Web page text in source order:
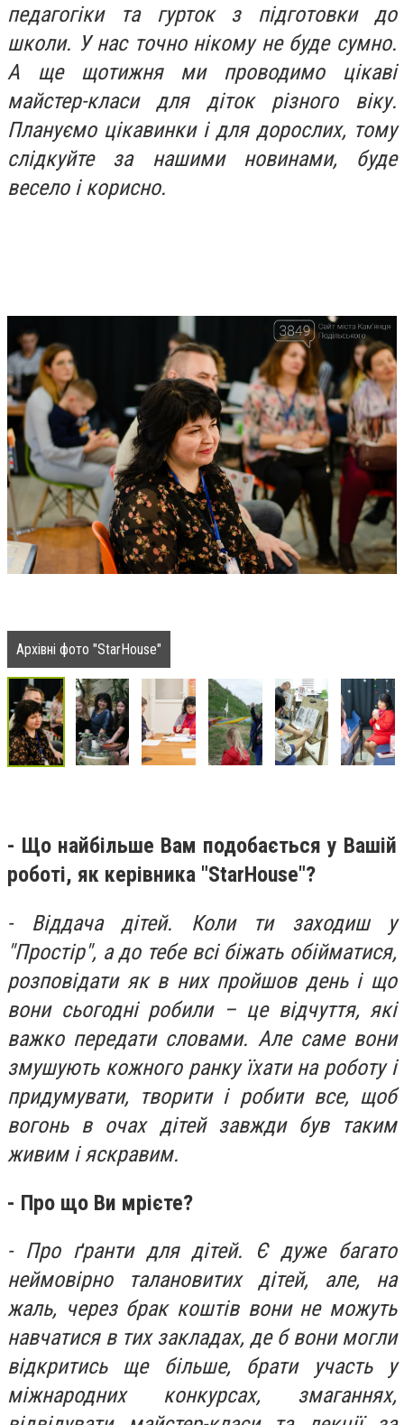
педагогіки та гурток з підготовки до
школи. У нас точно нікому не буде сумно.
А ще щотижня ми проводимо цікаві
майстер-класи для діток різного віку.
Плануємо цікавинки і для дорослих, тому
слідкуйте за нашими новинами, буде
весело і корисно.
Архівні фото "StarHouse"
- Що найбільше Вам подобається у Вашій
роботі, як керівника "StarHouse"?
- Віддача дітей. Коли ти заходиш у
"Простір", а до тебе всі біжать обійматися,
розповідати як в них пройшов день і що
вони сьогодні робили – це відчуття, які
важко передати словами. Але саме вони
змушують кожного ранку їхати на роботу і
придумувати, творити і робити все, щоб
вогонь в очах дітей завжди був таким
живим і яскравим.
- Про що Ви мрієте?
- Про ґранти для дітей. Є дуже багато
неймовірно талановитих дітей, але, на
жаль, через брак коштів вони не можуть
навчатися в тих закладах, де б вони могли
відкритись ще більше, брати участь у
міжнародних конкурсах, змаганнях,